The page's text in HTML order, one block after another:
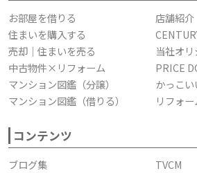
お部屋を借りる
店舗紹介
住まいを購入する
売却｜住まいを売る
当社オ
中古物件×リフォーム
PRICE
マンション図鑑（分譲）
かっこ
マンション図鑑（借りる）
リフォ
コンテンツ
ブログ集
TVCM